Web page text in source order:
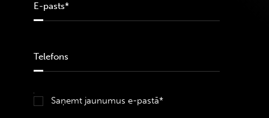
Saņemt jaunumus e-pastā*